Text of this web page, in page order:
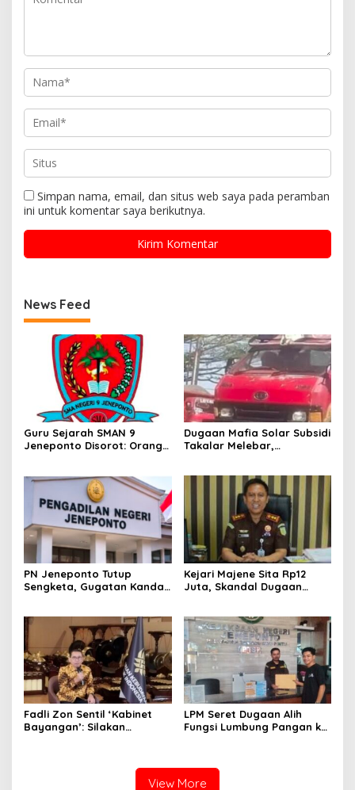
Simpan nama, email, dan situs web saya pada peramban
ini untuk komentar saya berikutnya.
News Feed
Guru Sejarah SMAN 9
Jeneponto Disorot: Orang
Bungkam
Dugaan Mafia Solar Subsidi
Takalar Melebar,
PN Jeneponto Tutup
Sengketa, Gugatan Kandas
Kejari Majene Sita Rp12
Juta, Skandal Dugaan
Fadli Zon Sentil ‘Kabinet
Bayangan’: Silakan
LPM Seret Dugaan Alih
Fungsi Lumbung Pangan ke
Bongkar Seluruh Dokumen
View More